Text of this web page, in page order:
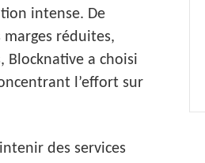
intense. De
réduites,
Blocknative a choisi
l’effort sur
des services